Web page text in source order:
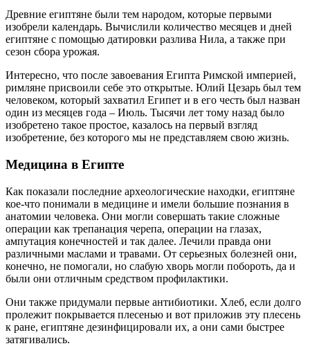
Древние египтяне были тем народом, которые первыми
изобрели календарь. Вычислили количество месяцев и дней
египтяне с помощью датировки разлива Нила, а также при
сезон сбора урожая.
Интересно, что после завоевания Египта Римской империей,
римляне присвоили себе это открытые. Юлий Цезарь был тем
человеком, который захватил Египет и в его честь был назван
один из месяцев года – Июль. Тысячи лет тому назад было
изобретено такое простое, казалось на первый взгляд
изобретение, без которого мы не представляем свою жизнь.
Медицина в Египте
Как показали последние археологические находки, египтяне
кое-что понимали в медицине и имели большие познания в
анатомии человека. Они могли совершать такие сложные
операции как трепанация черепа, операции на глазах,
ампутация конечностей и так далее. Лечили правда они
различными маслами и травами. От серьезных болезней они,
конечно, не помогали, но слабую хворь могли побороть, да и
были они отличным средством профилактики.
Они также придумали первые антибиотики. Хлеб, если долго
пролежит покрывается плесенью и вот приложив эту плесень
к ране, египтяне дезинфицировали их, а они сами быстрее
затягивались.